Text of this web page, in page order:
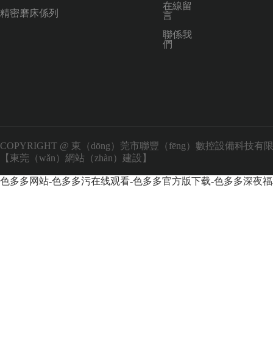
精密磨床係列
在線留
言
聯係我
們
COPYRIGHT @ 東（dōng）莞市聯豐（fēng）數控設備科技有
【東莞（wǎn）網站（zhàn）建設】
色多多网站-色多多污在线观看-色多多官方版下载-色多多深夜